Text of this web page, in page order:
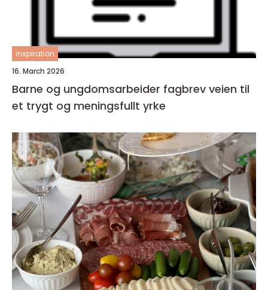
inspiration
16. March 2026
Barne og ungdomsarbeider fagbrev veien til
et trygt og meningsfullt yrke